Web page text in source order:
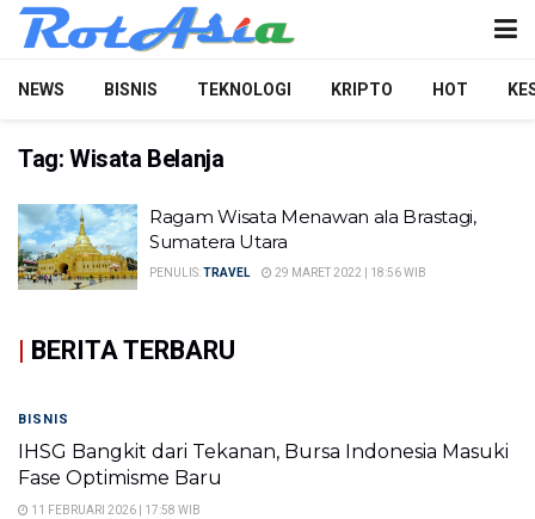
NEWS BISNIS TEKNOLOGI KRIPTO HOT
Tag: Wisata Belanja
Ragam Wisata Menawan ala Brastagi,
Sumatera Utara
PENULIS:TRAVEL 29 MARET 2022 | 18:56 WIB
BERITA TERBARU
BISNIS
IHSG Bangkit dari Tekanan, Bursa Indonesia Masuki
Fase Optimisme Baru
11 FEBRUARI 2026 | 17:58 WIB